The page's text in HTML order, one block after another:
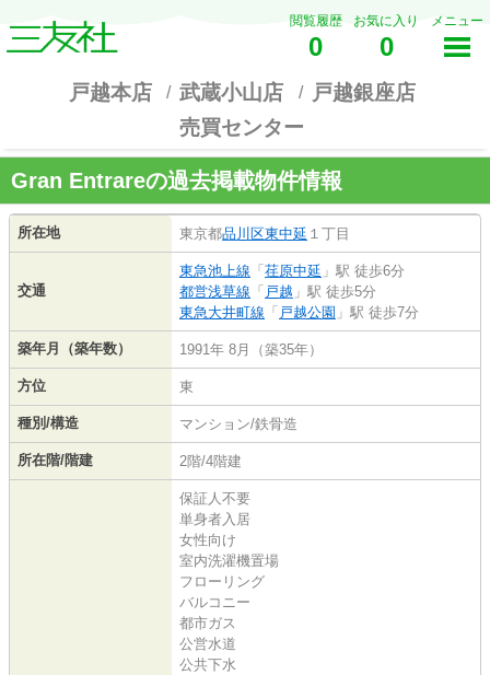
閲覧履歴
0
お気に入り
0
メニュー
戸越本店 武蔵小山店
戸越銀座店
売買センター
Gran Entrareの過去掲載物件情報
所在地 東京都品川区東中延 １丁目
交通
東急池上線 「 荏原中延 」駅 徒歩6分
都営浅草線 「 戸越 」駅 徒歩5分
東急大井町線 「 戸越公園 」駅 徒歩7分
築年月（築年数） 1991年 8月（築35年）
方位 東
種別/構造 マンション/鉄骨造
所在階/階建 2階/4階建
保証人不要
単身者入居
女性向け
室内洗濯機置場
フローリング
バルコニー
都市ガス
公営水道
公共下水